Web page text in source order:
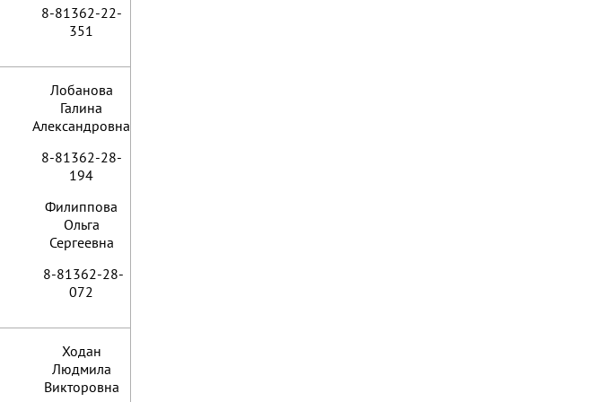
8-81362-22-
351
Лобанова
Галина
Александровна
8-81362-28-
194
Филиппова
Ольга
Сергеевна
8-81362-28-
072
Ходан
Людмила
Викторовна